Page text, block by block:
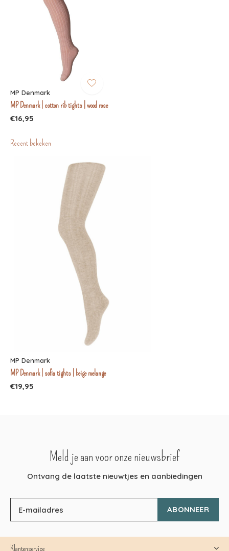
MP Denmark
MP Denmark | cotton rib tights | wood rose
€16,95
Recent bekeken
MP Denmark
MP Denmark | sofia tights | beige melange
€19,95
Meld je aan voor onze nieuwsbrief
Ontvang de laatste nieuwtjes en aanbiedingen
ABONNEER
Klantenservice